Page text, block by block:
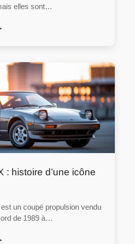
elles sont…
: histoire d’une icône
un coupé propulsion vendu
de 1989 à…